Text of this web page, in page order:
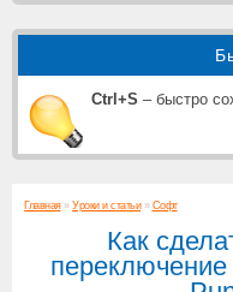
Ctrl+S – быстро
Главная» Уроки и статьи» Софт
Как